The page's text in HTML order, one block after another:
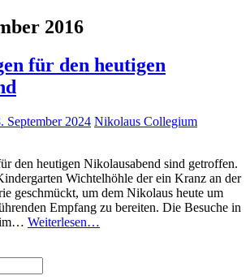
2016
für den heutigen
September 2024 Nikolaus Collegium
den heutigen Nikolausabend sind getroffen.
Wichtelhöhle der ein Kranz an der
geschmückt, um dem Nikolaus heute um
Empfang zu bereiten. Die Besuche in
im… Weiterlesen…